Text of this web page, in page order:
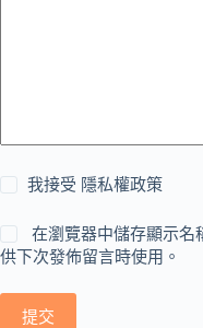
我接受 隱私權政策
在瀏覽器中儲存顯示名
供下次發佈留言時使用。
提交